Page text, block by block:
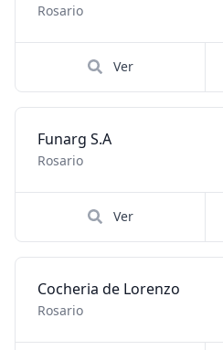
Rosario
Ver
Funarg S.A
Rosario
Ver
Cocheria de Lorenzo
Rosario